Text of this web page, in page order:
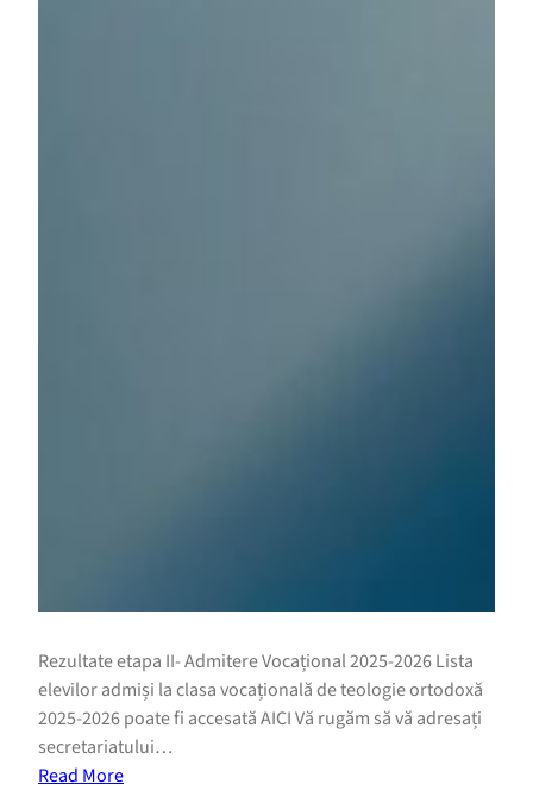
Rezultate etapa II- Admitere Vocațional 2025-2026 Lista
elevilor admiși la clasa vocațională de teologie ortodoxă
2025-2026 poate fi accesată AICI Vă rugăm să vă adresați
secretariatului…
Read More